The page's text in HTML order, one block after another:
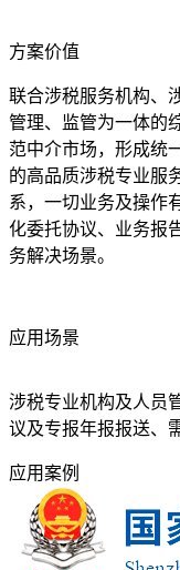
方案价值
联合涉税服务机构、
管理、监管为一体的
范中介市场，形成统
的高品质涉税专业服
系，一切业务及操作
化委托协议、业务报
务解决场景。
应用场景
涉税专业机构及人员
议及专报年报报送、
应用案例